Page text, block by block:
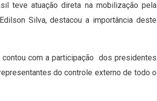
teve atuação direta na mobilização pela
Silva, destacou a importância deste
com a participação dos presidentes
do controle externo de todo o